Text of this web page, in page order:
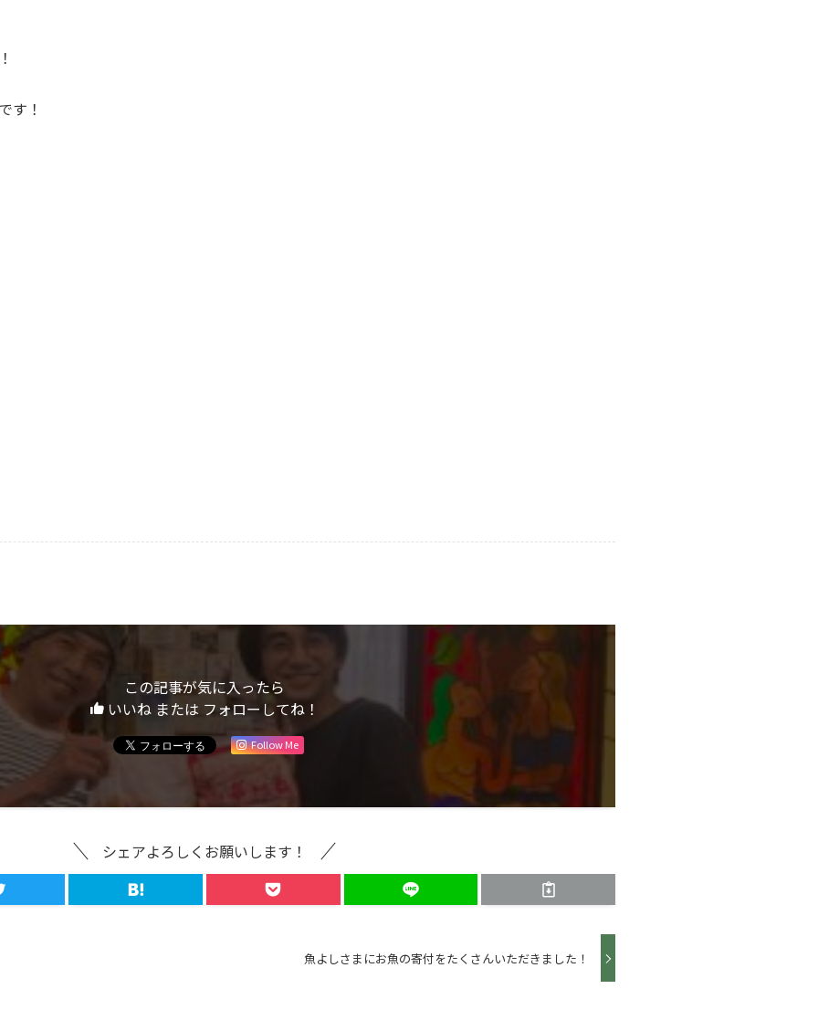
す！
この記事が気に入ったら
いいね または フォローしてね！
Follow Me
シェアよろしくお願いします！
魚よしさまにお魚の寄付をたくさんいただきました！